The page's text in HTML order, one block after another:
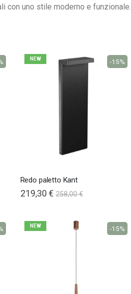
con uno stile moderno e funzionale​.
NEW
Redo paletto Kant
219,30 € 258,00 €
-15%
NEW -15%